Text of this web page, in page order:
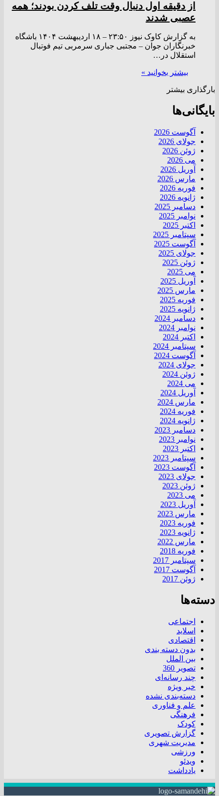
از دقیقه اول دنبال وقت تلف کردن بودند؛ همه
عصبی شدند
به گزارش کاوک نیوز ۲۳:۵۰ – ۱۸ ارديبهشت ۱۴۰۴ باشگاه
خبرنگاران جوان – مجتبی جباری سرمربی تیم فوتبال
استقلال در…
بیشتر بخوانید »
بارگذاری بیشتر
بایگانی‌ها
آگوست 2026
جولای 2026
ژوئن 2026
می 2026
آوریل 2026
مارس 2026
فوریه 2026
ژانویه 2026
دسامبر 2025
نوامبر 2025
اکتبر 2025
سپتامبر 2025
آگوست 2025
جولای 2025
ژوئن 2025
می 2025
آوریل 2025
مارس 2025
فوریه 2025
ژانویه 2025
دسامبر 2024
نوامبر 2024
اکتبر 2024
سپتامبر 2024
آگوست 2024
جولای 2024
ژوئن 2024
می 2024
آوریل 2024
مارس 2024
فوریه 2024
ژانویه 2024
دسامبر 2023
نوامبر 2023
اکتبر 2023
سپتامبر 2023
آگوست 2023
جولای 2023
ژوئن 2023
می 2023
آوریل 2023
مارس 2023
فوریه 2023
ژانویه 2023
مارس 2022
فوریه 2018
سپتامبر 2017
آگوست 2017
ژوئن 2017
دسته‌ها
اجتماعی
اسلاید
اقتصادی
بدون دسته بندی
بین الملل
تصویر 360
چند رسانه‌ای
خبر ویژه
دسته‌بندی نشده
علم و فناوری
فرهنگی
کودک
گزارش تصویری
مدیریت شهری
ورزشی
ویدئو
یادداشت